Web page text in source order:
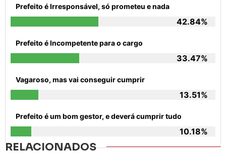
Prefeito é Irresponsável, só prometeu e nada
42.84%
Prefeito é Incompetente para o cargo
33.47%
Vagaroso, mas vai conseguir cumprir
13.51%
Prefeito é um bom gestor, e deverá cumprir tudo
10.18%
RELACIONADOS